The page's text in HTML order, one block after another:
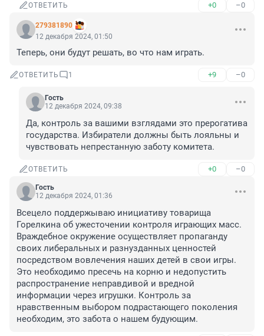
ОТВЕТИТЬ +0 –0
279381890
12 декабря 2024, 01:50
Теперь, они будут решать, во что нам играть.
ОТВЕТИТЬ 1 +9 –0
Гость
12 декабря 2024, 09:38
Да, контроль за вашими взглядами это прерогатива
государства. Избиратели должны быть лояльны и
чувствовать непрестанную заботу комитета.
ОТВЕТИТЬ +0 –0
Гость
12 декабря 2024, 01:36
Всецело поддержываю инициативу товарища
Горелкина об ужесточении контроля играющих масс.
Враждебное окружение осуществляет пропаганду
своих либеральных и разнузданных ценностей
посредством вовлечения наших детей в свои игры.
Это необходимо пресечь на корню и недопустить
распространение неправдивой и вредной
информации через игрушки. Контроль за
нравственным выбором подрастающего поколения
необходим, это забота о нашем будующим.